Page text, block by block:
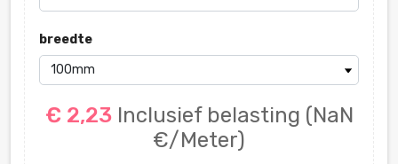
breedte
€ 2,23 Inclusief belasting (NaN
€/Meter)